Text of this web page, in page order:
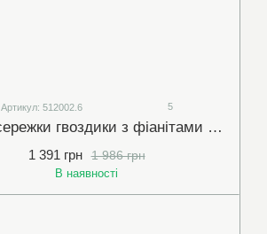
Артикул: 512002.6 5
Срібні сережки гвоздики з фіанітами 6мм діамантового огранювання (арт.512002.6)
1 986 грн
1 391 грн
В наявності